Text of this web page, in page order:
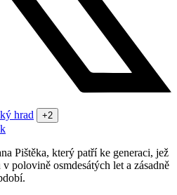
hrad +2
Pištěka, který patří ke generaci, jež
polovině osmdesátých let a zásadně